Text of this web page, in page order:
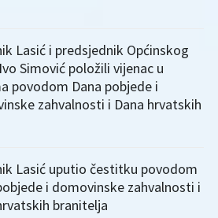
Lasić i predsjednik Općinskog
Simović položili vijenac u
povodom Dana pobjede i
zahvalnosti i Dana hrvatskih
Lasić uputio čestitku povodom
i domovinske zahvalnosti i
branitelja